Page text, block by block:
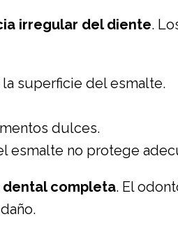
irregular del diente.
la superficie del esmalte.
dulces.
esmalte no protege
dental completa. El